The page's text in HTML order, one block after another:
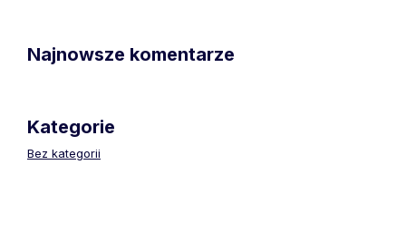
Najnowsze komentarze
Kategorie
Bez kategorii